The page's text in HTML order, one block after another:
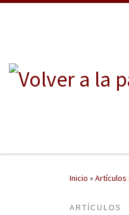
Inicio »Artículos
ARTÍCULOS